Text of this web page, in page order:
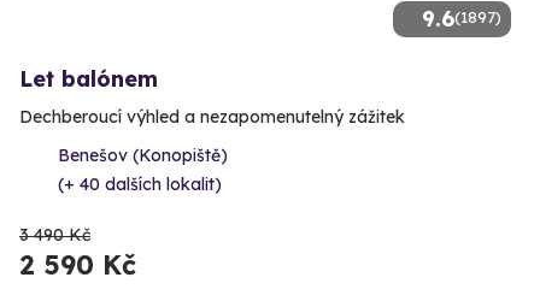
9.6(1897)
Let balónem
Dechberoucí výhled a nezapomenutelný zážitek
Benešov (Konopiště)
(+ 40 dalších lokalit)
3 490 Kč
2 590 Kč